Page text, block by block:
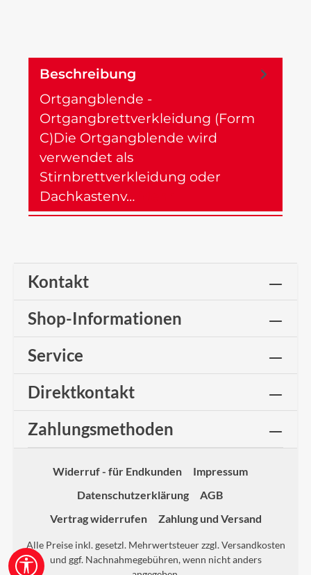
Beschreibung
Ortgangblende -
Ortgangbrettverkleidung (Form
C)Die Ortgangblende wird
verwendet als
Stirnbrettverkleidung oder
Dachkastenv…
Kontakt
Shop-Informationen
Service
Direktkontakt
Zahlungsmethoden
Widerruf - für Endkunden
Impressum
Datenschutzerklärung
AGB
Vertrag widerrufen
Zahlung und Versand
Alle Preise inkl. gesetzl. Mehrwertsteuer zzgl.Versandkosten
und ggf. Nachnahmegebühren, wenn nicht anders
Werkzeugleiste anzeigen